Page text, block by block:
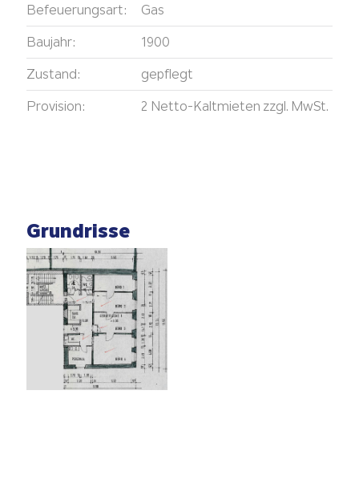
Befeuerungsart:
Gas
Baujahr:
1900
Zustand:
gepflegt
Provision:
2 Netto-Kaltmieten zzgl. MwSt.
Grundrisse